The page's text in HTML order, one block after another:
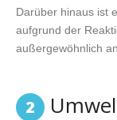
Darüber hinaus ist
aufgrund der
außergewöhnlich
2